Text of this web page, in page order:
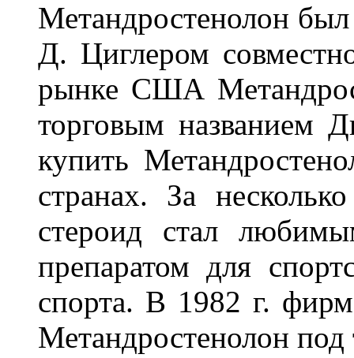
Метандростенолон
Д. Циглером
рынке США
торговым названием
купить
странах. За
стероид стал
препаратом для
спорта. В 1982 г.
Метандростенолон